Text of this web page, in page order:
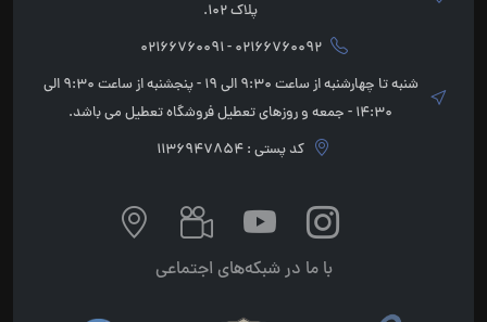
پلاک 102.
02166760092 - 02166760091
شنبه تا چهارشنبه از ساعت 9:30 الی 19 - پنجشنبه از ساعت 9:30 الی
14:30 - جمعه و روزهای تعطیل فروشگاه تعطیل می باشد.
کد پستی : 1136947854
با ما در شبکه‌های اجتماعی